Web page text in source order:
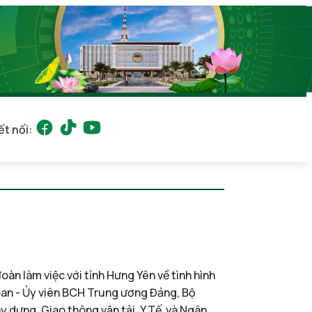
nối:
làm việc với tỉnh Hưng Yên về tình hình
- Ủy viên BCH Trung ương Đảng, Bộ